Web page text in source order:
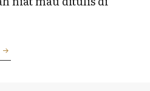
Kupas Nanas